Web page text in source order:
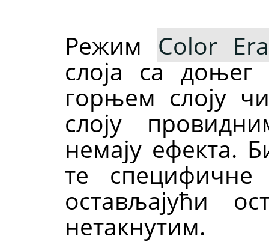
Режим Color
слоја са
горњем слоју
слоју
немају ефекта.
те
остављајући
нетакнутим.